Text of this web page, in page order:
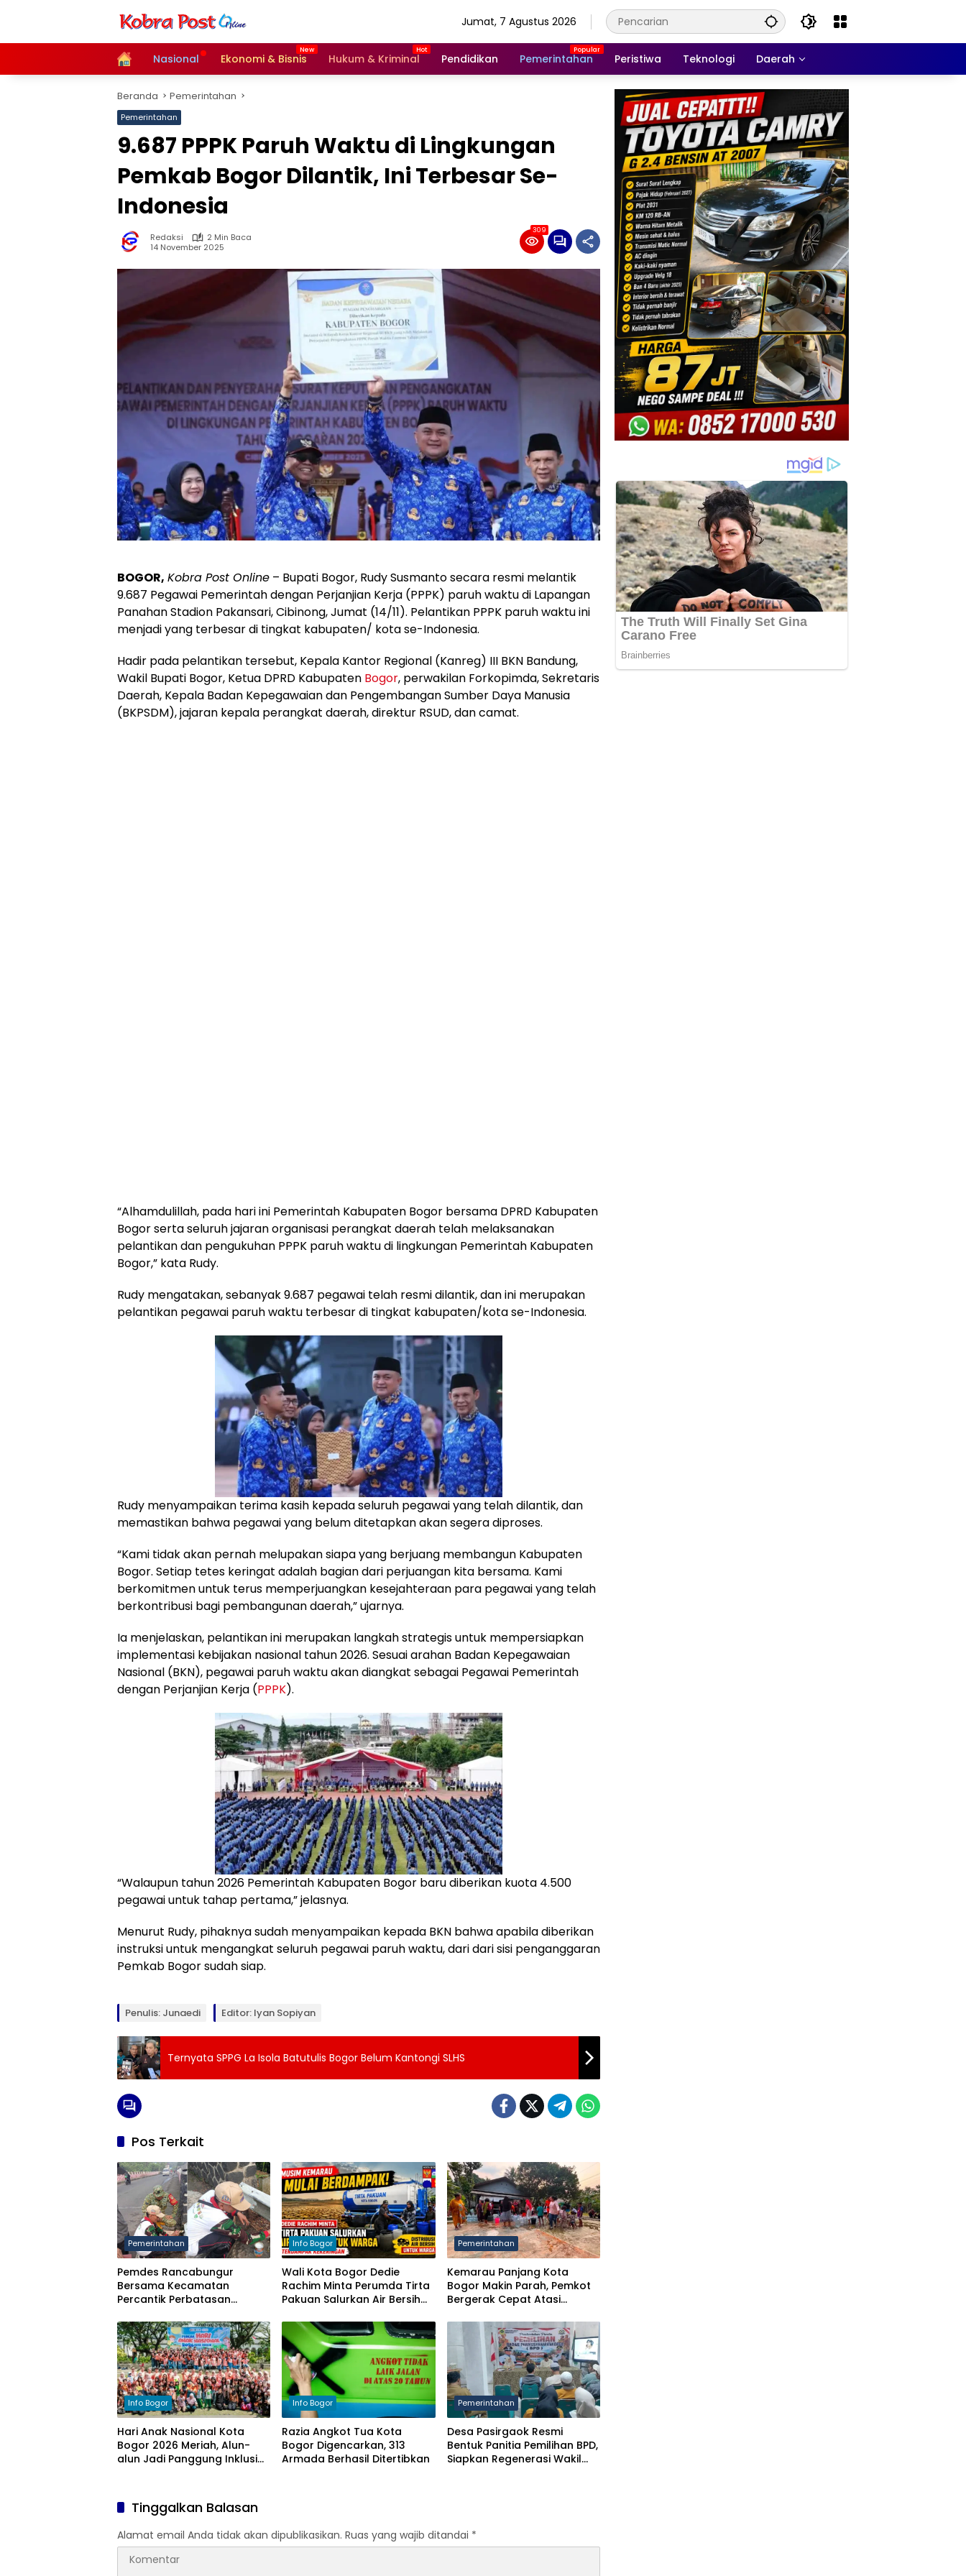
Jumat, 7 Agustus 2026
HomeNasional Ekonomi & Bisnis Hukum & Kriminal Pendidikan Pemerintahan Peristiwa Teknologi Daerah
Beranda Pemerintahan
Pemerintahan
9.687 PPPK Paruh Waktu di Lingkungan
Pemkab Bogor Dilantik, Ini Terbesar Se-
Indonesia
Redaksi
2 Min Baca
14 November 2025
309
BOGOR, Kobra Post Online – Bupati Bogor, Rudy Susmanto secara resmi melantik
9.687 Pegawai Pemerintah dengan Perjanjian Kerja (PPPK) paruh waktu di Lapangan
Panahan Stadion Pakansari, Cibinong, Jumat (14/11). Pelantikan PPPK paruh waktu ini
menjadi yang terbesar di tingkat kabupaten/ kota se-Indonesia.
Hadir pada pelantikan tersebut, Kepala Kantor Regional (Kanreg) III BKN Bandung,
Wakil Bupati Bogor, Ketua DPRD Kabupaten Bogor, perwakilan Forkopimda, Sekretaris
Daerah, Kepala Badan Kepegawaian dan Pengembangan Sumber Daya Manusia
(BKPSDM), jajaran kepala perangkat daerah, direktur RSUD, dan camat.
“Alhamdulillah, pada hari ini Pemerintah Kabupaten Bogor bersama DPRD Kabupaten
Bogor serta seluruh jajaran organisasi perangkat daerah telah melaksanakan
pelantikan dan pengukuhan PPPK paruh waktu di lingkungan Pemerintah Kabupaten
Bogor,” kata Rudy.
Rudy mengatakan, sebanyak 9.687 pegawai telah resmi dilantik, dan ini merupakan
pelantikan pegawai paruh waktu terbesar di tingkat kabupaten/kota se-Indonesia.
Rudy menyampaikan terima kasih kepada seluruh pegawai yang telah dilantik, dan
memastikan bahwa pegawai yang belum ditetapkan akan segera diproses.
“Kami tidak akan pernah melupakan siapa yang berjuang membangun Kabupaten
Bogor. Setiap tetes keringat adalah bagian dari perjuangan kita bersama. Kami
berkomitmen untuk terus memperjuangkan kesejahteraan para pegawai yang telah
berkontribusi bagi pembangunan daerah,” ujarnya.
Ia menjelaskan, pelantikan ini merupakan langkah strategis untuk mempersiapkan
implementasi kebijakan nasional tahun 2026. Sesuai arahan Badan Kepegawaian
Nasional (BKN), pegawai paruh waktu akan diangkat sebagai Pegawai Pemerintah
dengan Perjanjian Kerja (PPPK).
“Walaupun tahun 2026 Pemerintah Kabupaten Bogor baru diberikan kuota 4.500
pegawai untuk tahap pertama,” jelasnya.
Menurut Rudy, pihaknya sudah menyampaikan kepada BKN bahwa apabila diberikan
instruksi untuk mengangkat seluruh pegawai paruh waktu, dari dari sisi penganggaran
Pemkab Bogor sudah siap.
Penulis: Junaedi Editor: Iyan Sopiyan
Ternyata SPPG La Isola Batutulis Bogor Belum Kantongi SLHS
Pos Terkait
Pemerintahan
Pemdes Rancabungur
Bersama Kecamatan
Percantik Perbatasan
Putih Sambut HUT RI ke-81
Info Bogor
Wali Kota Bogor Dedie
Rachim Minta Perumda Tirta
Pakuan Salurkan Air Bersih
Kekeringan
Pemerintahan
Kemarau Panjang Kota
Bogor Makin Parah, Pemkot
Bergerak Cepat Atasi
Info Bogor
Hari Anak Nasional Kota
Bogor 2026 Meriah, Alun-
alun Jadi Panggung Inklusi
Info Bogor
Razia Angkot Tua Kota
Bogor Digencarkan, 313
Armada Berhasil Ditertibkan
Pemerintahan
Desa Pasirgaok Resmi
Bentuk Panitia Pemilihan BPD,
Siapkan Regenerasi Wakil
Tinggalkan Balasan
Alamat email Anda tidak akan dipublikasikan. Ruas yang wajib ditandai *